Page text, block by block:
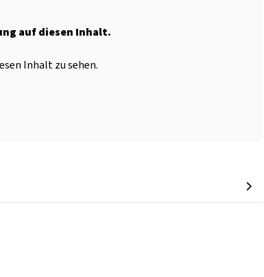
auf diesen Inhalt.
Inhalt zu sehen.